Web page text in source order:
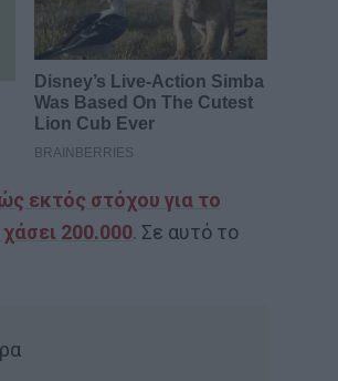
εκτός στόχου για το
200.000. Σε αυτό το